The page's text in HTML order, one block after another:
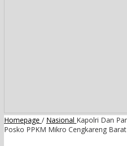
Homepage / Nasional Kapolri Dan
Posko PPKM Mikro Cengkareng Barat